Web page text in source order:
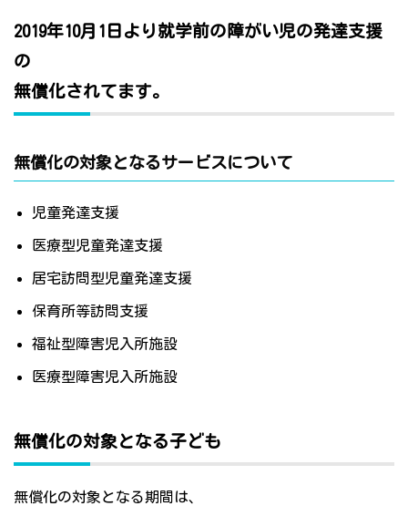
2019年10月1日より就学前の障がい児の発達支援
の
無償化されてます。
無償化の対象となるサービスについて
児童発達支援
医療型児童発達支援
居宅訪問型児童発達支援
保育所等訪問支援
福祉型障害児入所施設
医療型障害児入所施設
無償化の対象となる子ども
無償化の対象となる期間は、